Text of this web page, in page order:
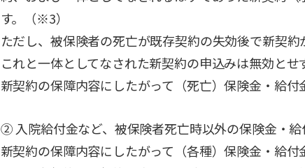
す。（※3）
ただし、被保険者の死亡が既存契約の失効後で新契
これと一体としてなされた新契約の申込みは無効と
新契約の保障内容にしたがって（死亡）保険金・給付
② 入院給付金など、被保険者死亡時以外の保険金・
新契約の保障内容にしたがって（各種）保険金・給